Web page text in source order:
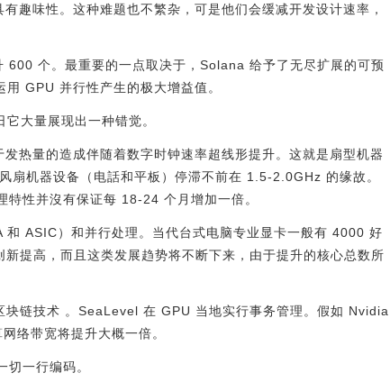
趣味性。这种难题也不繁杂，可是他们会缓减开发设计速率，
个。最重要的一点取决于，Solana 给予了无尽扩展的可预
GPU 并行性产生的极大增益值。
大量展现出一种错觉。
热量的造成伴随着数字时钟速率超线形提升。这就是扇型机器
机器设备（电話和平板）停滞不前在 1.5-2.0GHz 的缘故。
性并沒有保证每 18-24 个月增加一倍。
ASIC）和并行处理。当代台式电脑专业显卡一般有 4000 好
提高，而且这类发展趋势将不断下来，由于提升的核心总数所
链技术 。SeaLevel 在 GPU 当地实行事务管理。假如 Nvidia
络带宽将提升大概一倍。
一行编码。